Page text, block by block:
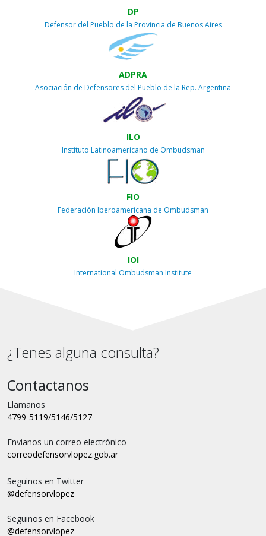
DP
Defensor del Pueblo de la Provincia de Buenos Aires
ADPRA
Asociación de Defensores del Pueblo de la Rep. Argentina
ILO
Instituto Latinoamericano de Ombudsman
FIO
Federación Iberoamericana de Ombudsman
IOI
International Ombudsman Institute
¿Tenes alguna consulta?
Contactanos
Llamanos
4799-5119/5146/5127
Envianos un correo electrónico
correodefensorvlopez.gob.ar
Seguinos en Twitter
@defensorvlopez
Seguinos en Facebook
@defensorvlopez